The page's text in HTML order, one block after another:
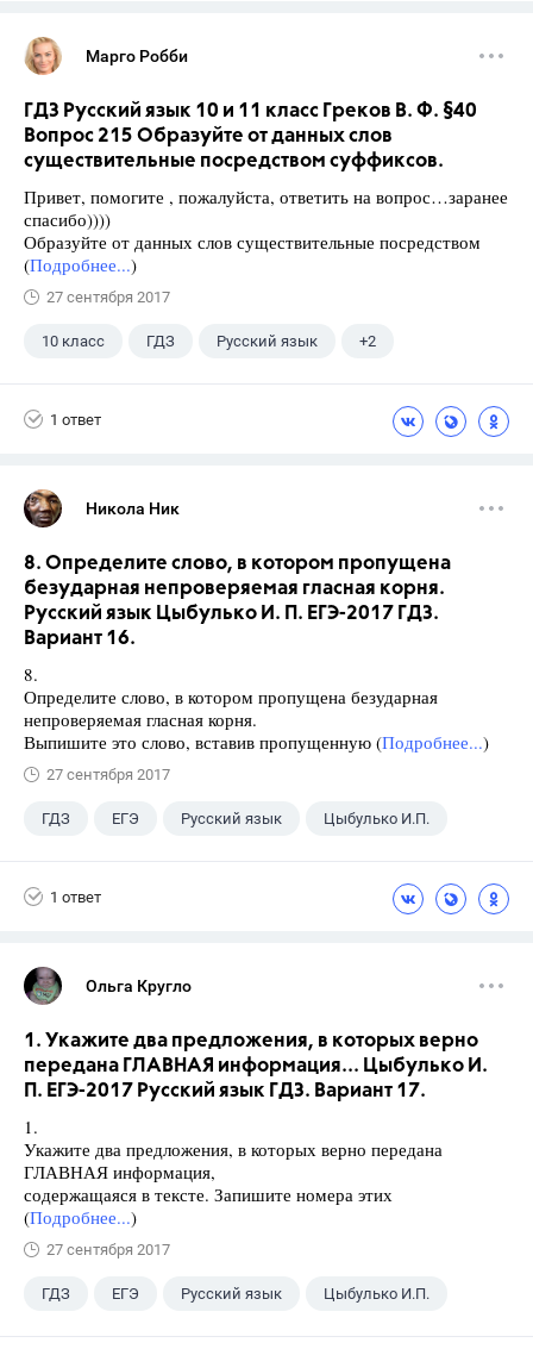
Марго Робби
ГДЗ Русский язык 10 и 11 класс Греков В. Ф. §40
Вопрос 215 Образуйте от данных слов
существительные посредством суффиксов.
Привет, помогите , пожалуйста, ответить на вопрос…заранее
спасибо))))
Образуйте от данных слов существительные посредством
(Подробнее...)
27 сентября 2017
10 класс ГДЗ Русский язык +2
1 ответ
Никола Ник
8. Определите слово, в котором пропущена
безударная непроверяемая гласная корня.
Русский язык Цыбулько И. П. ЕГЭ-2017 ГДЗ.
Вариант 16.
8.
Определите слово, в котором пропущена безударная
непроверяемая гласная корня.
Выпишите это слово, вставив пропущенную (Подробнее...)
27 сентября 2017
ГДЗ ЕГЭ Русский язык Цыбулько И.П.
1 ответ
Ольга Кругло
1. Укажите два предложения, в которых верно
передана ГЛАВНАЯ информация... Цыбулько И.
П. ЕГЭ-2017 Русский язык ГДЗ. Вариант 17.
1.
Укажите два предложения, в которых верно передана
ГЛАВНАЯ информация,
содержащаяся в тексте. Запишите номера этих
(Подробнее...)
27 сентября 2017
ГДЗ ЕГЭ Русский язык Цыбулько И.П.